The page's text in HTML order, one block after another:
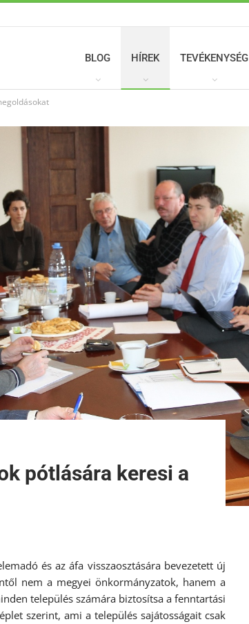
BLOG HÍREK TEVÉKENYSÉG
pótlására keresi a
és az áfa visszaosztására bevezetett új
nem a megyei önkormányzatok, hanem a
település számára biztosítsa a fenntartási
szerint, ami a település sajátosságait csak